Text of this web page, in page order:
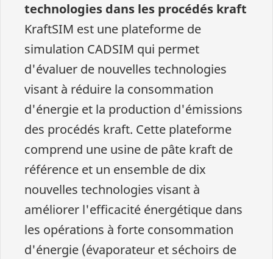
technologies dans les procédés kraft
KraftSIM est une plateforme de
simulation CADSIM qui permet
d'évaluer de nouvelles technologies
visant à réduire la consommation
d'énergie et la production d'émissions
des procédés kraft. Cette plateforme
comprend une usine de pâte kraft de
référence et un ensemble de dix
nouvelles technologies visant à
améliorer l'efficacité énergétique dans
les opérations à forte consommation
d'énergie (évaporateur et séchoirs de